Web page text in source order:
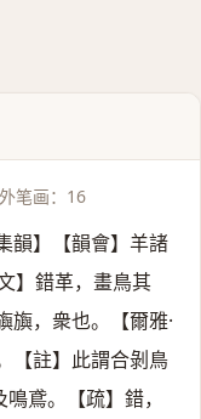
笔画：16
韻】【韻會】羊諸
】錯革，畫鳥其
旟，衆也。【爾雅·
【註】此謂合剝鳥
鳶。【疏】錯，